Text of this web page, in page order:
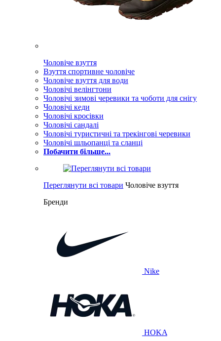
Чоловіче взуття
Взуття спортивне чоловіче
Чоловіче взуття для води
Чоловічі велінгтони
Чоловічі зимові черевики та чоботи для снігу
Чоловічі кеди
Чоловічі кросівки
Чоловічі сандалі
Чоловічі туристичні та трекінгові черевики
Чоловічі шльопанці та сланці
Побачити більше...
Переглянути всі товари Чоловіче взуття
Бренди
Nike
HOKA